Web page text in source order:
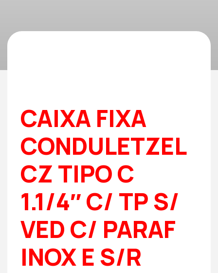
CAIXA FIXA
CONDULETZEL
CZ TIPO C
1.1/4″ C/ TP S/
VED C/ PARAF
INOX E S/R